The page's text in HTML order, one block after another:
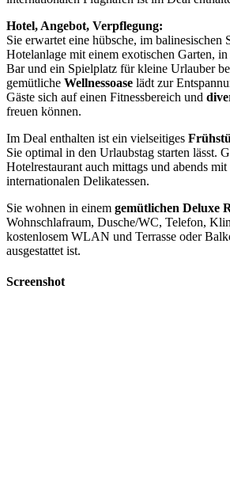
Hotel, Angebot, Verpflegung:
Sie erwartet eine hübsche, im balinesischen
Hotelanlage mit einem exotischen Garten,
Bar und ein Spielplatz für kleine Urlauber
gemütliche Wellnessoase lädt zur
Gäste sich auf einen Fitnessbereich und
freuen können.
Im Deal enthalten ist ein vielseitiges
Sie optimal in den Urlaubstag starten lässt.
Hotelrestaurant auch mittags und abends
internationalen Delikatessen.
Sie wohnen in einem gemütlichen Deluxe
Wohnschlafraum, Dusche/WC, Telefon,
kostenlosem WLAN und Terrasse oder
ausgestattet ist.
Screenshot